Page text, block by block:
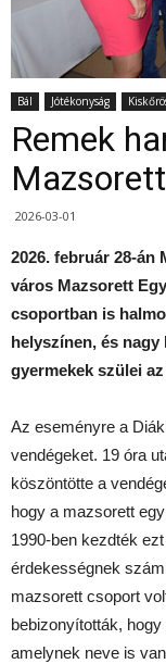
Bál Jótékonyság
Remek
2026-03-01
2026. február 28-án
város Mazsorett
csoportban is
helyszínen, és nagy
gyermekek szülei
Az eseményre a
vendégeket. 19 óra
köszöntötte a
hogy a mazsorett
1990-ben kezdték
érdekességnek
mazsorett csoport
bebizonyították,
amelynek neve is